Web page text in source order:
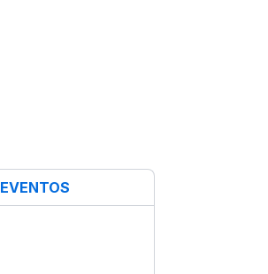
EVENTOS